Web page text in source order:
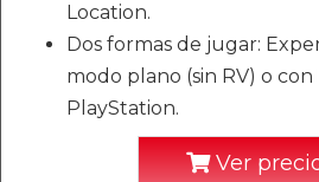
Location.
Dos formas de jugar:
modo plano (sin RV) o con
PlayStation.
Ver